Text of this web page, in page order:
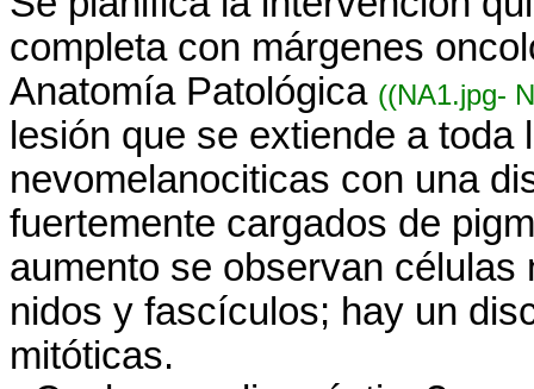
completa con márgenes
Anatomía Patológica ((NA1.jpg-
lesión que se extiende a
nevomelanociticas con una
fuertemente cargados de
aumento se observan
nidos y fascículos; hay un
mitóticas.